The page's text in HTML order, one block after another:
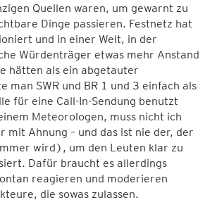
Quellen waren, um gewarnt zu
Dinge passieren. Festnetz hat
und in einer Welt, in der
Würdenträger etwas mehr Anstand
hätten als ein abgetauter
man SWR und BR 1 und 3 einfach als
für eine Call-In-Sendung benutzt
Meteorologen, muss nicht ich
mit Ahnung – und das ist nie der, der
wird), um den Leuten klar zu
Dafür braucht es allerdings
reagieren und moderieren
die sowas zulassen.